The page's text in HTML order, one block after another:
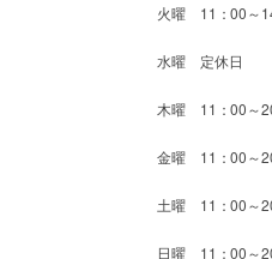
火曜 11：00～
水曜 定休日
木曜 11：00～
金曜 11：00～
土曜 11：00～
日曜 11：00～